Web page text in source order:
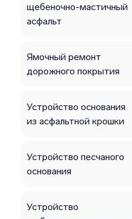
щебеночно-мастичный
асфальт
Ямочный ремонт
дорожного покрытия
Устройство основания
из асфальтной крошки
Устройство песчаного
основания
Устройство